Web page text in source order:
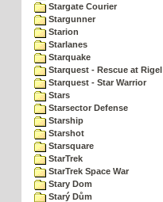
Stargate Courier
Stargunner
Starion
Starlanes
Starquake
Starquest - Rescue at Rigel
Starquest - Star Warrior
Stars
Starsector Defense
Starship
Starshot
Starsquare
StarTrek
StarTrek Space War
Stary Dom
Starý Dům